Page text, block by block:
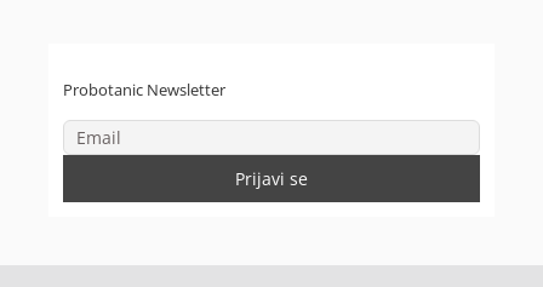
Probotanic Newsletter